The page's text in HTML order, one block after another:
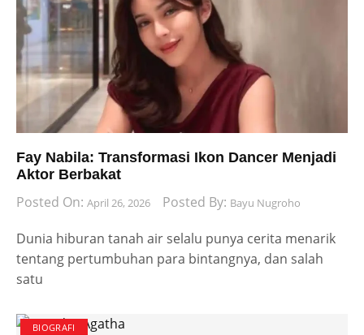
Fay Nabila: Transformasi Ikon Dancer Menjadi
Aktor Berbakat
Posted On: April 26, 2026 Posted By: Bayu Nugroho
Dunia hiburan tanah air selalu punya cerita menarik
tentang pertumbuhan para bintangnya, dan salah
satu
BIOGRAFI